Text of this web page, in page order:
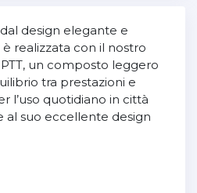
design elegante e
realizzata con il nostro
un composto leggero
tra prestazioni e
l’uso quotidiano in città
al suo eccellente design